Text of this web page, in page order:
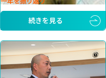
続きを見る